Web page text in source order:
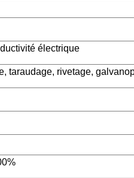
électrique
taraudage, rivetage,